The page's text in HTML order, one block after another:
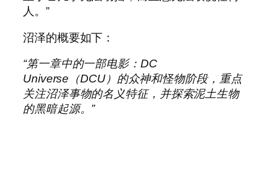
人。”
沼泽的概要如下：
“第一章中的一部电影：DC
Universe（DCU）的众神和怪物阶段，重点
关注沼泽事物的名义特征，并探索泥土生物
的黑暗起源。”